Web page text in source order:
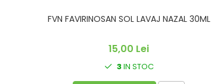
FVN FAVIRINOSAN SOL LAVAJ NAZAL 30ML
15,00 Lei
3IN STOC